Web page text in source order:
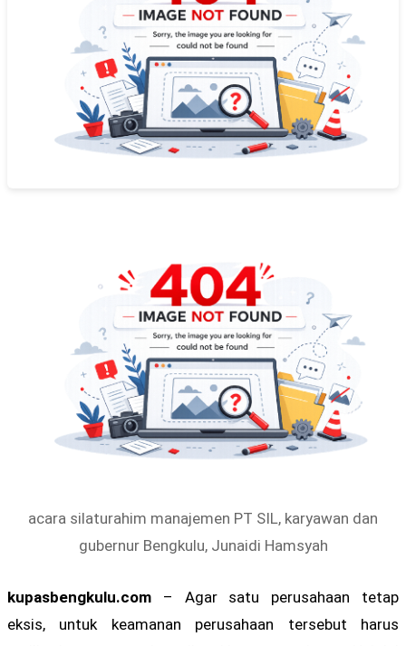
acara silaturahim manajemen PT SIL, karyawan dan
gubernur Bengkulu, Junaidi Hamsyah
kupasbengkulu.com – Agar satu perusahaan tetap
eksis, untuk keamanan perusahaan tersebut harus